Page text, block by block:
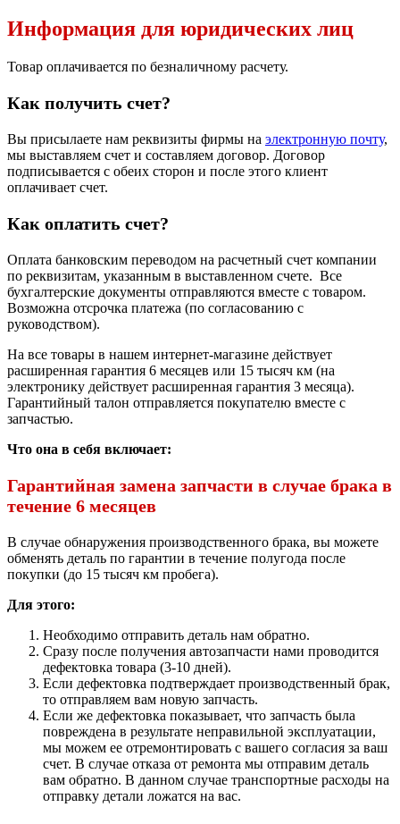
Информация для юридических лиц
Товар оплачивается по безналичному расчету.
Как получить счет?
Вы присылаете нам реквизиты фирмы на электронную почту,
мы выставляем счет и составляем договор. Договор
подписывается с обеих сторон и после этого клиент
оплачивает счет.
Как оплатить счет?
Оплата банковским переводом на расчетный счет компании
по реквизитам, указанным в выставленном счете. Все
бухгалтерские документы отправляются вместе с товаром.
Возможна отсрочка платежа (по согласованию с
руководством).
На все товары в нашем интернет-магазине действует
расширенная гарантия 6 месяцев или 15 тысяч км (на
электронику действует расширенная гарантия 3 месяца).
Гарантийный талон отправляется покупателю вместе с
запчастью.
Что она в себя включает:
Гарантийная замена запчасти в случае брака в
течение 6 месяцев
В случае обнаружения производственного брака, вы можете
обменять деталь по гарантии в течение полугода после
покупки (до 15 тысяч км пробега).
Для этого:
Необходимо отправить деталь нам обратно.
Сразу после получения автозапчасти нами проводится
дефектовка товара (3-10 дней).
Если дефектовка подтверждает производственный брак,
то отправляем вам новую запчасть.
Если же дефектовка показывает, что запчасть была
повреждена в результате неправильной эксплуатации,
мы можем ее отремонтировать с вашего согласия за ваш
счет. В случае отказа от ремонта мы отправим деталь
вам обратно. В данном случае транспортные расходы на
отправку детали ложатся на вас.